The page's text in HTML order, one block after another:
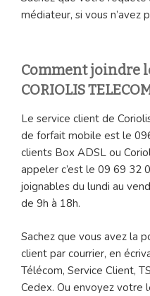
médiateur, si vous n’avez
Comment joindre
CORIOLIS
Le service client de
de forfait mobile est le
clients Box ADSL ou
appeler c’est le 09 69 32
joignables du lundi au
de 9h à 18h.
Sachez que vous avez la
client par courrier, en
Télécom, Service Client,
Cedex. Ou envoyez votre